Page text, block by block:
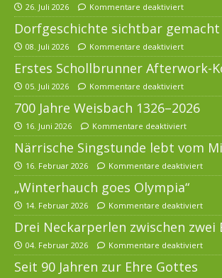
26. Juli 2026 Kommentare deaktiviert
Dorfgeschichte sichtbar gemacht
08. Juli 2026 Kommentare deaktiviert
Erstes Schollbrunner Afterwork-
05. Juli 2026 Kommentare deaktiviert
700 Jahre Weisbach 1326–2026
16. Juni 2026 Kommentare deaktiviert
Närrische Singstunde lebt vom
16. Februar 2026 Kommentare deaktiviert
„Winterhauch goes Olympia“
14. Februar 2026 Kommentare deaktiviert
Drei Neckarperlen zwischen zwei
04. Februar 2026 Kommentare deaktiviert
Seit 90 Jahren zur Ehre Gottes